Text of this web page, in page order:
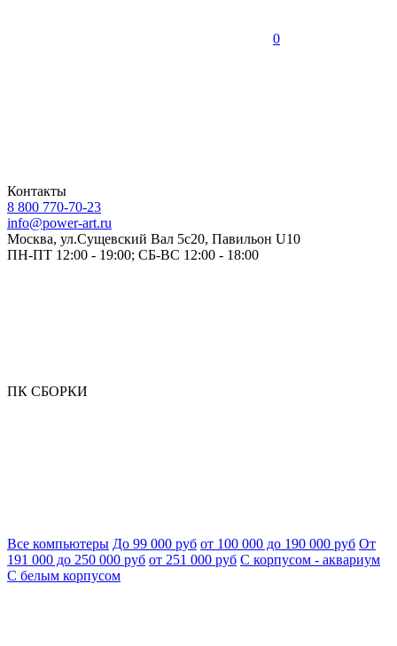
0
Контакты
8 800 770-70-23
info@power-art.ru
Москва, ул.Сущевский Вал 5с20, Павильон U10
ПН-ПТ 12:00 - 19:00; СБ-ВС 12:00 - 18:00
ПК СБОРКИ
Все компьютеры До 99 000 руб от 100 000 до 190 000 руб От
191 000 до 250 000 руб от 251 000 руб С корпусом - аквариум
С белым корпусом